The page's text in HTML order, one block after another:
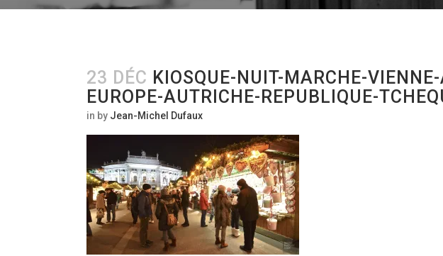
23 DÉC KIOSQUE-NUIT-MARCHE-
EUROPE-AUTRICHE-REPUBLIQUE-
in by Jean-Michel Dufaux